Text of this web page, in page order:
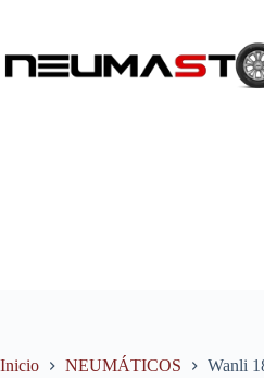
Búsqueda
de
Inicio NEUMÁTICOS Wanli